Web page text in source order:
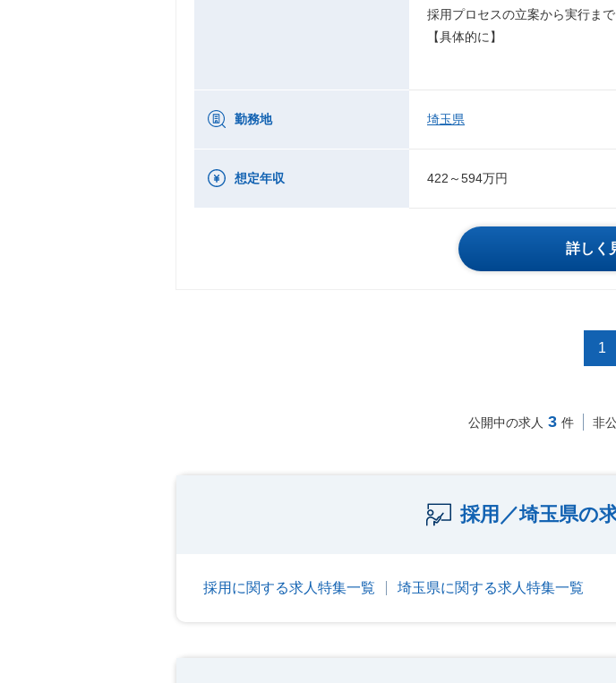
採用プロセスの立案から実行ま
【具体的に】
勤務地 埼玉県
想定年収 422～594万円
詳しく
1
公開中の求人 3 件 非
採用／埼玉県の
採用に関する求人特集一覧 埼玉県に関する求人特集一覧